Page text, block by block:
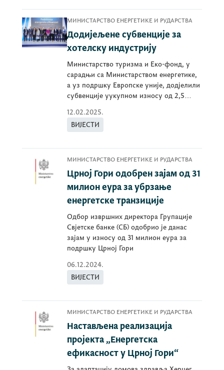
МИНИСТАРСТВО ЕНЕРГЕТИКЕ И РУДАРСТВА
Додијељене субвенције за
хотелску индустрију
Министарство туризма и Еко-фонд, у
сарадњи са Министарством енергетике,
а уз подршку Европске уније, додјелили
субвенције уукупном износу од 2,5
12.02.2025.
ВИЈЕСТИ
МИНИСТАРСТВО ЕНЕРГЕТИКЕ И РУДАРСТВА
Црној Гори одобрен зајам од 31
милион еура за убрзање
енергетске транзиције
Одбор извршних директора Групације
Свјетске банке (СБ) одобрио је данас
зајам у износу од 31 милион еура за
подршку Црној Гори
06.12.2024.
ВИЈЕСТИ
МИНИСТАРСТВО ЕНЕРГЕТИКЕ И РУДАРСТВА
Настављена реализација
пројекта „Енергетска
ефикасност у Црној Гори“